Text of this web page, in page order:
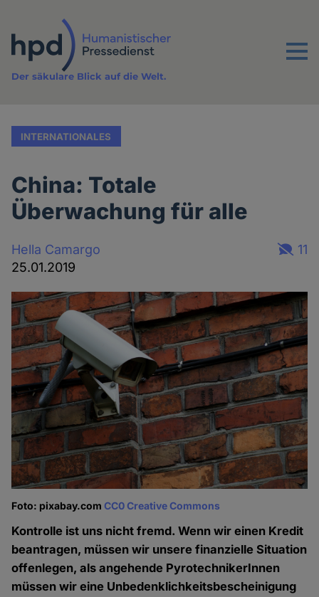
Inhalt
Menu
Der säkulare Blick auf die Welt.
INTERNATIONALES
China: Totale
Überwachung für alle
Hella Camargo
25.01.2019
11
Foto: pixabay.comCC0 Creative Commons
Kontrolle ist uns nicht fremd. Wenn wir einen Kredit
beantragen, müssen wir unsere finanzielle Situation
offenlegen, als angehende PyrotechnikerInnen
müssen wir eine Unbedenklichkeitsbescheinigung